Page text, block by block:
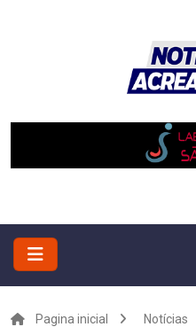
Pagina inicial Notícias